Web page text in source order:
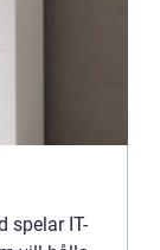
spelar IT-